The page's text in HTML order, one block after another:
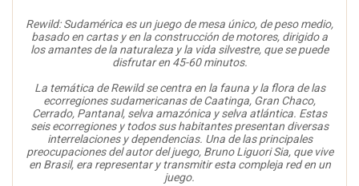
Rewild: Sudamérica es un juego de mesa único, de peso medio,
basado en cartas y en la construcción de motores, dirigido a
los amantes de la naturaleza y la vida silvestre, que se puede
disfrutar en 45-60 minutos.
La temática de Rewild se centra en la fauna y la flora de las
ecorregiones sudamericanas de Caatinga, Gran Chaco,
Cerrado, Pantanal, selva amazónica y selva atlántica. Estas
seis ecorregiones y todos sus habitantes presentan diversas
interrelaciones y dependencias. Una de las principales
preocupaciones del autor del juego, Bruno Liguori Sia, que vive
en Brasil, era representar y transmitir esta compleja red en un
juego.